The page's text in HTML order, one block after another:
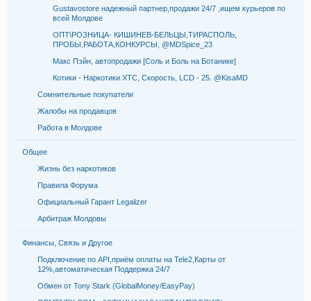
Gustavostore надежный партнер,продажи 24/7 ,ищем курьеров по
всей Молдове
ОПТ\РОЗНИЦА- КИШИНЕВ-БЕЛЬЦЫ,ТИРАСПОЛЬ,
ПРОБЫ,РАБОТА,КОНКУРСЫ, @MDSpice_23
Макс Пэйн, автопродажи [Соль и Боль на Ботанике]
Котики - Наркотики XTC, Скорость, LCD - 25. @KisaMD
Сомнительные покупатели
Жалобы на продавцов
Работа в Молдове
Общее
Жизнь без наркотиков
Правила Форума
Официальный Гарант Legalizer
Арбитраж Молдовы
Финансы, Связь и Другое
Подключение по API,приём оплаты на Tele2,Карты от
12%,автоматическая Поддержка 24/7
Обмен от Tony Stark (GlobalMoney/EasyPay)